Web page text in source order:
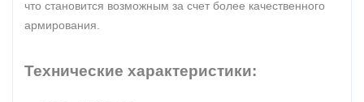
что становится возможным за счет более качественного
армирования.
Технические характеристики: